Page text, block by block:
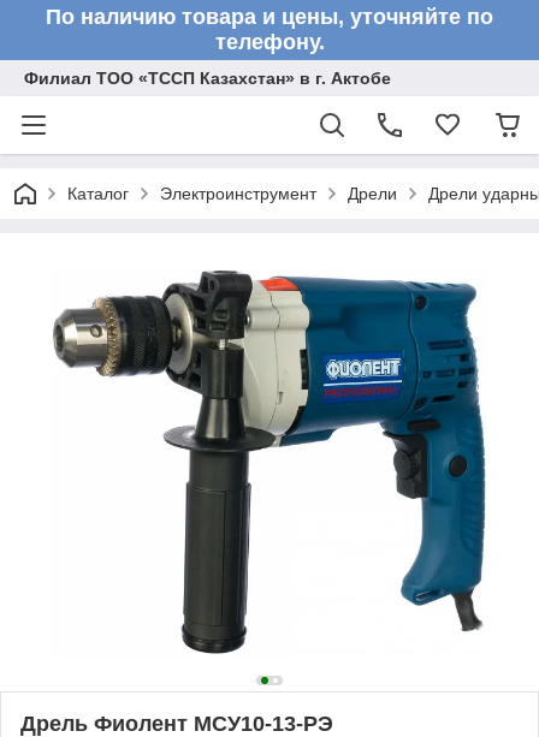
По наличию товара и цены, уточняйте по
телефону.
Филиал ТОО «ТССП Казахстан» в г. Актобе
Каталог Электроинструмент Дрели Дрели
Дрель Фиолент МСУ10-13-РЭ